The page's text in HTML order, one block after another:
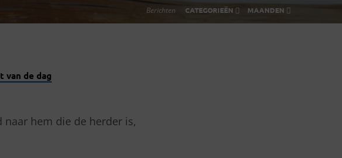
Berichten CATEGORIEËN MAANDEN
van de dag
naar hem die de herder is,